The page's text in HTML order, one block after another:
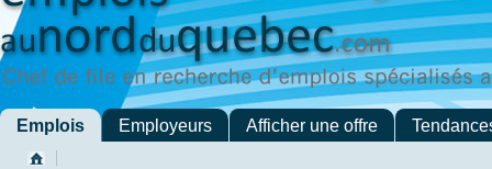
Emplois Employeurs Afficher une offre